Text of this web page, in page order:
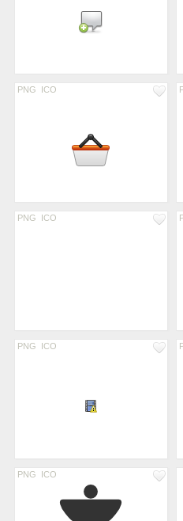
PNG ICO
PNG ICO
PNG ICO
PNG ICO